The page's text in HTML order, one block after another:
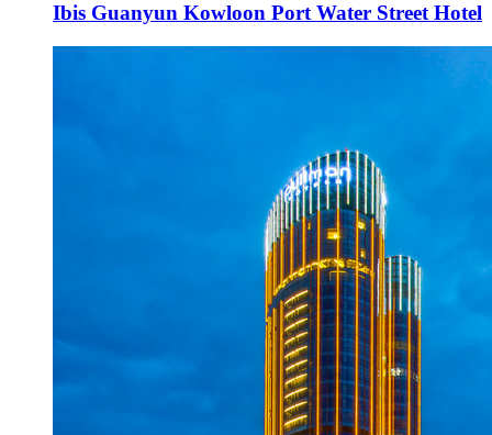
Ibis Guanyun Kowloon Port Water Street Hotel